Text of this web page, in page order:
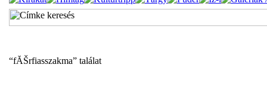
“fĂŠrfiasszakma” találat